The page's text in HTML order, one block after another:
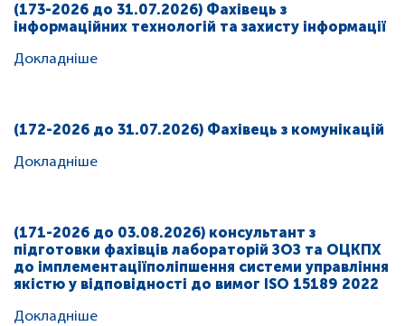
(173-2026 до 31.07.2026) Фахівець з
інформаційних технологій та захисту інформації
Докладніше
(172-2026 до 31.07.2026) Фахівець з комунікацій
Докладніше
(171-2026 до 03.08.2026) консультант з
підготовки фахівців лабораторій ЗОЗ та ОЦКПХ
до імплементаціїполіпшення системи управління
якістю у відповідності до вимог ISO 15189 2022
Докладніше